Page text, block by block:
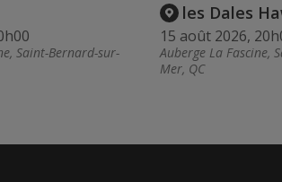
Saint-Bernard-sur-
les Dales
15 août 2026,
Auberge La Fascine,
Mer, QC